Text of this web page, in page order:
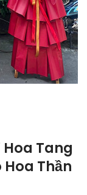
Hoa Tang
Hoa Thần